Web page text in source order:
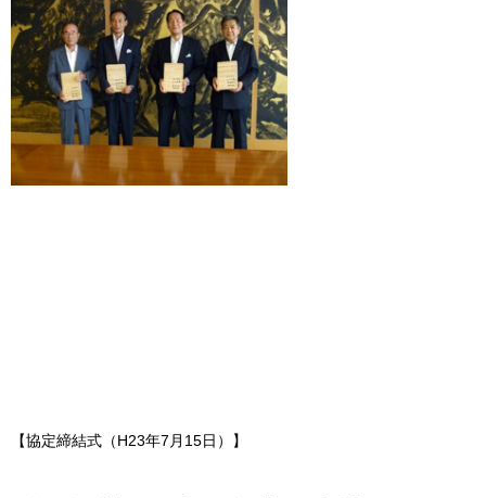
【協定締結式（H23年7月15日）】